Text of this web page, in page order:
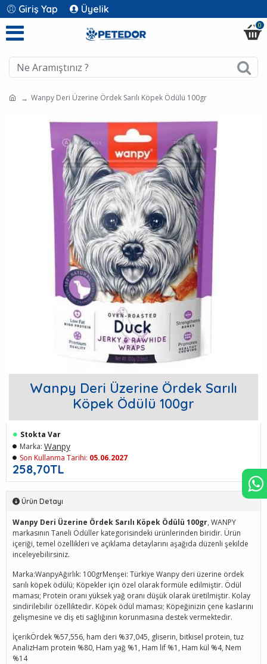
Giriş Yap Üyelik
0
Wanpy Deri Üzerine Ördek Sarılı Köpek Ödülü 100gr
Wanpy Deri Üzerine Ördek Sarılı
Köpek Ödülü 100gr
258,70TL
Stokta Var
Marka: Wanpy
Son Kullanma Tarihi: 05.06.2027
Ürün Detayı
Wanpy Deri Üzerine Ördek Sarılı Köpek Ödülü 100gr, WANPY
markasının Taneli Ödüller kategorisindeki ürünlerinden biridir. Ürün
içeriği, temel özellikleri ve açıklama detaylarını aşağıda düzenli şekilde
inceleyebilirsiniz.
Marka:WanpyAğırlık: 100grMenşei: Türkiye Wanpy deri üzerine ördek
sarılı köpek ödülü; Köpekler için özel olarak formüle edilmiştir. Ödül
maması; Protein oranı yüksek yağ oranı düşük olarak üretilmiştir. Kolay
sindirilebilir özelliktedir. Köpek ödül maması; Köpeğinizin çene kaslarını
gelişmesine ve diş eti sağlığının korunmasına destek vermektedir.
İçerikÖrdek %57,556, ham deri %37,045, gliserin, bitkisel protein, tuz
AnalizHam protein %80, Ham yağ %1, Ham lif %1, Ham kül %4, Nem
%14